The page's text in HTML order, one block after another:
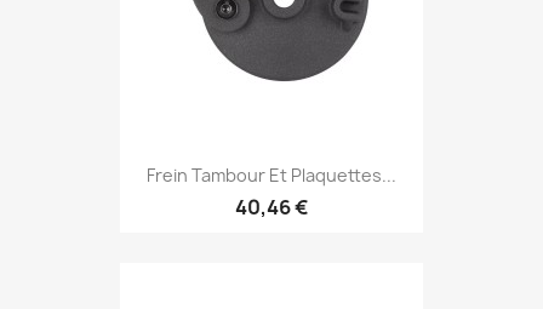
Frein Tambour Et Plaquettes...
40,46 €